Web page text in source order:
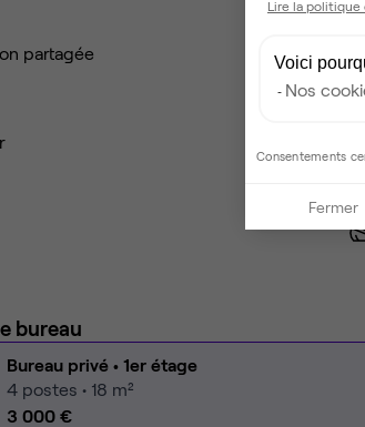
partagée
bureau
Bureau privé • 1er étage
4 postes • 18 m²
3 000 €
Lire la
Voici
Nos
Consentements
Fermer